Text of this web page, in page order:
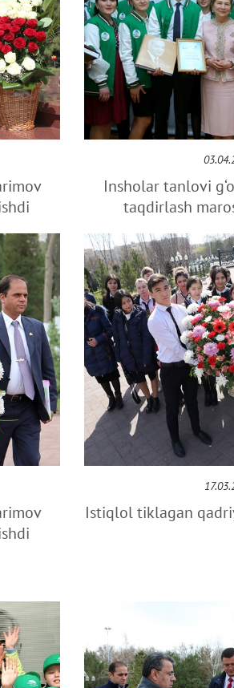
Insholar tanlovi
taqdirlash
Istiqlol tiklagan